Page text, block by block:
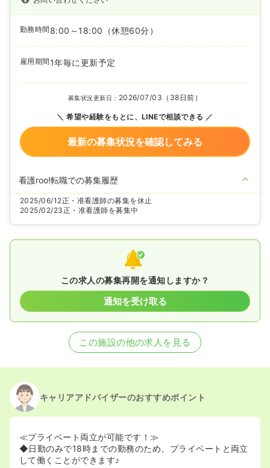
勤務時間 8:00～18:00 （休憩60分）
雇用期間 1年毎に更新予定
募集状況更新日： 2026/07/03（38日前）
希望や経験をもとに、LINEで相談できる
最新の募集状況を確認してみる
看護roo!転職での募集履歴
2025/06/12正・准看護師の募集を休止
2025/02/23正・准看護師を募集中
この求人の募集再開を通知しますか？
通知を受け取る
この施設の他の求人を見る
キャリアアドバイザーのおすすめポイント
≪プライベート両立が可能です！≫
◆日勤のみで18時までの勤務のため、プライベートと両立
して働くことができます♪